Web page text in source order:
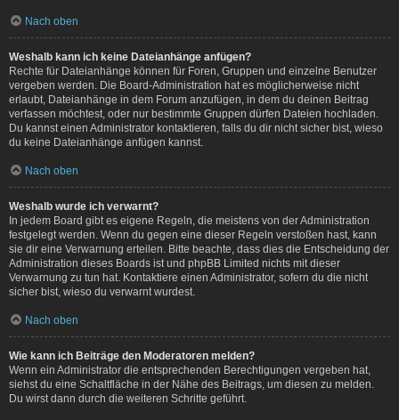
Nach oben
Weshalb kann ich keine Dateianhänge anfügen?
Rechte für Dateianhänge können für Foren, Gruppen und einzelne Benutzer
vergeben werden. Die Board-Administration hat es möglicherweise nicht
erlaubt, Dateianhänge in dem Forum anzufügen, in dem du deinen Beitrag
verfassen möchtest, oder nur bestimmte Gruppen dürfen Dateien hochladen.
Du kannst einen Administrator kontaktieren, falls du dir nicht sicher bist, wieso
du keine Dateianhänge anfügen kannst.
Nach oben
Weshalb wurde ich verwarnt?
In jedem Board gibt es eigene Regeln, die meistens von der Administration
festgelegt werden. Wenn du gegen eine dieser Regeln verstoßen hast, kann
sie dir eine Verwarnung erteilen. Bitte beachte, dass dies die Entscheidung der
Administration dieses Boards ist und phpBB Limited nichts mit dieser
Verwarnung zu tun hat. Kontaktiere einen Administrator, sofern du die nicht
sicher bist, wieso du verwarnt wurdest.
Nach oben
Wie kann ich Beiträge den Moderatoren melden?
Wenn ein Administrator die entsprechenden Berechtigungen vergeben hat,
siehst du eine Schaltfläche in der Nähe des Beitrags, um diesen zu melden.
Du wirst dann durch die weiteren Schritte geführt.